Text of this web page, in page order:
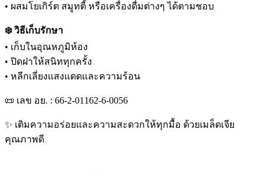
• ผสมโยเกิร์ต สมูทตี้ หรือเครื่องดื่มต่างๆ ได้ตามชอบ
❄️ วิธีเก็บรักษา
• เก็บในอุณหภูมิห้อง
• ปิดฝาให้สนิททุกครั้ง
• หลีกเลี่ยงแสงแดดและความร้อน
📜 เลข อย. : 66-2-01162-6-0056
✨ เติมความอร่อยและความสะดวกให้ทุกมื้อ ด้วยเมล็ดเจีย
คุณภาพดี